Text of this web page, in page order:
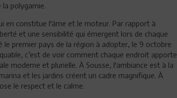
polygamie.
en constitue l'âme et le moteur. Par rapport à
et une sensibilité qui émergent lors de chaque
premier pays de la région à adopter, le 9 octobre
c’est de voir comment chaque endroit apporte
moderne et plurielle. À Sousse, l'ambiance est à la
et les jardins créent un cadre magnifique. À
le respect et le calme.